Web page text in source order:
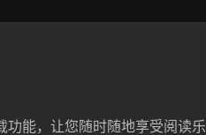
功能，让您随时随地享受阅读乐